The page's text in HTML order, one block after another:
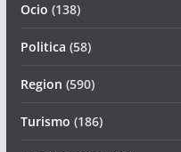
Ocio (138)
Politica (58)
Region (590)
Turismo (186)